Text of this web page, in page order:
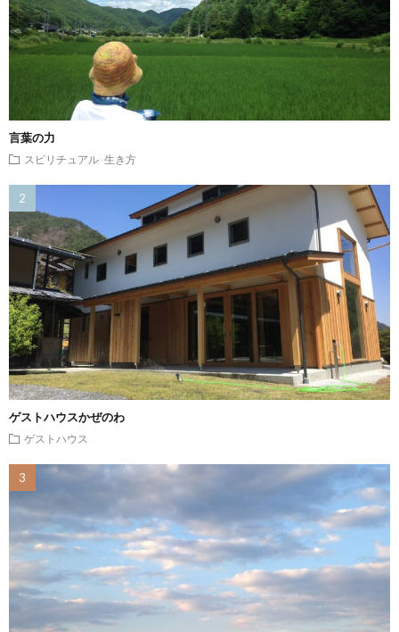
言葉の力
スピリチュアル 生き方
ゲストハウスかぜのわ
ゲストハウス